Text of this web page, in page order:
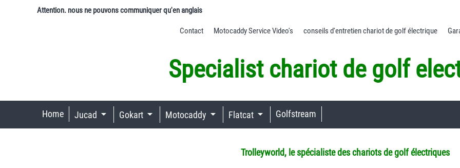
Attention. nous ne pouvons communiquer qu'en anglais
Contact Motocaddy Service Video's conseils d'entretien chariot de golf électrique
Specialist chariot de golf
Home Jucad Gokart Motocaddy Flatcat Golfstream
Trolleyworld, le spécialiste des chariots de golf électriques